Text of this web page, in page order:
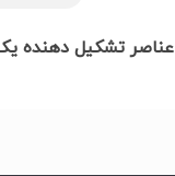
تشکیل دهنده